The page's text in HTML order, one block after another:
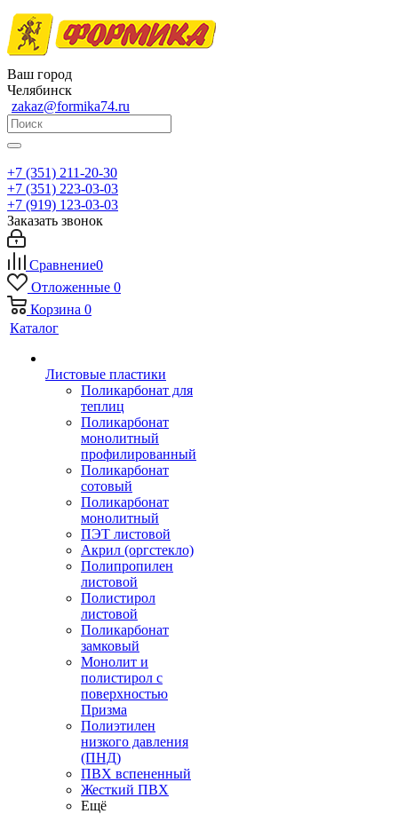
Ваш город
Челябинск
zakaz@formika74.ru
+7 (351) 211-20-30
+7 (351) 223-03-03
+7 (919) 123-03-03
Заказать звонок
Сравнение0
Отложенные 0
Корзина 0
Каталог
Листовые пластики
Поликарбонат для
теплиц
Поликарбонат
монолитный
профилированный
Поликарбонат
сотовый
Поликарбонат
монолитный
ПЭТ листовой
Акрил (оргстекло)
Полипропилен
листовой
Полистирол
листовой
Поликарбонат
замковый
Монолит и
полистирол с
поверхностью
Призма
Полиэтилен
низкого давления
(ПНД)
ПВХ вспененный
Жесткий ПВХ
Ещё